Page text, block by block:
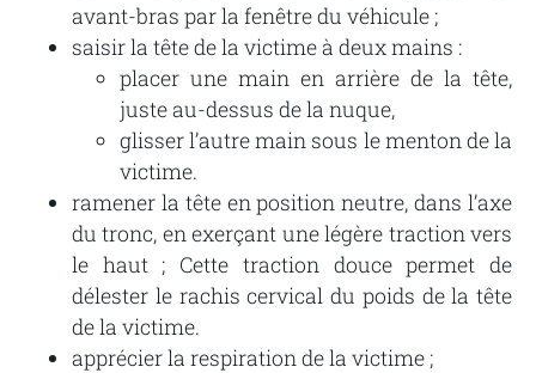
avant-bras parla fenêtredu véhicule ;
saisirla têtedela victimeà deuxmains :
placer une main en arrière de la tête,
justeau-dessus dela nuque,
glisserl’autremain sous lementon dela
victime.
ramener la tête en position neutre, dans l’axe
du tronc, en exerçant unelégère traction vers
le haut ; Cette traction douce permet de
délester le rachis cervical du poids de la tête
dela victime.
apprécier la respiration de la victime ;